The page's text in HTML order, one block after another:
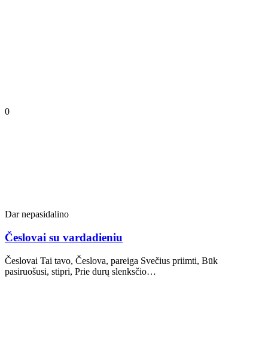
0
Dar nepasidalino
Česlovai su vardadieniu
Česlovai Tai tavo, Česlova, pareiga Svečius priimti, Būk
pasiruošusi, stipri, Prie durų slenksčio…